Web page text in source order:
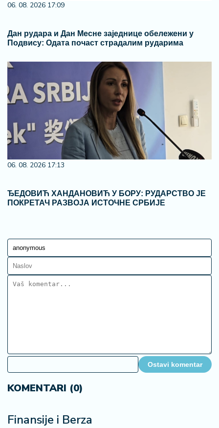
06. 08. 2026 17:09
Дан рудара и Дан Месне заједнице обележени у
Подвису: Одата почаст страдалим рударима
06. 08. 2026 17:13
ЂЕДОВИЋ ХАНДАНОВИЋ У БОРУ: РУДАРСТВО ЈЕ
ПОКРЕТАЧ РАЗВОЈА ИСТОЧНЕ СРБИЈЕ
Ostavi komentar
KOMENTARI (0)
Finansije i Berza